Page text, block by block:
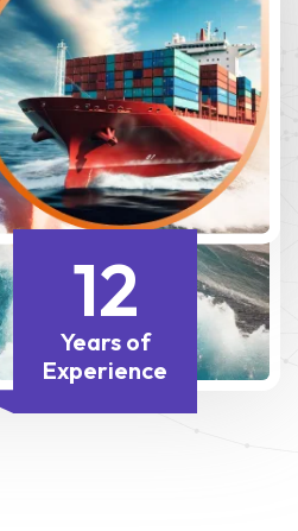
12
Years of
Experience